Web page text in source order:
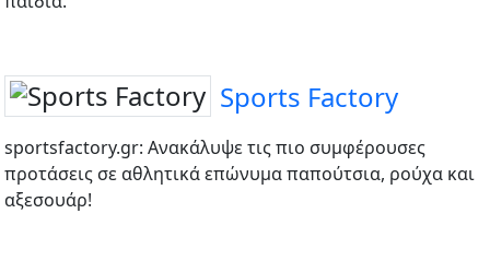
Sports Factory
sportsfactory.gr: Ανακάλυψε τις πιο συμφέρουσες
προτάσεις σε αθλητικά επώνυμα παπούτσια, ρούχα και
αξεσουάρ!